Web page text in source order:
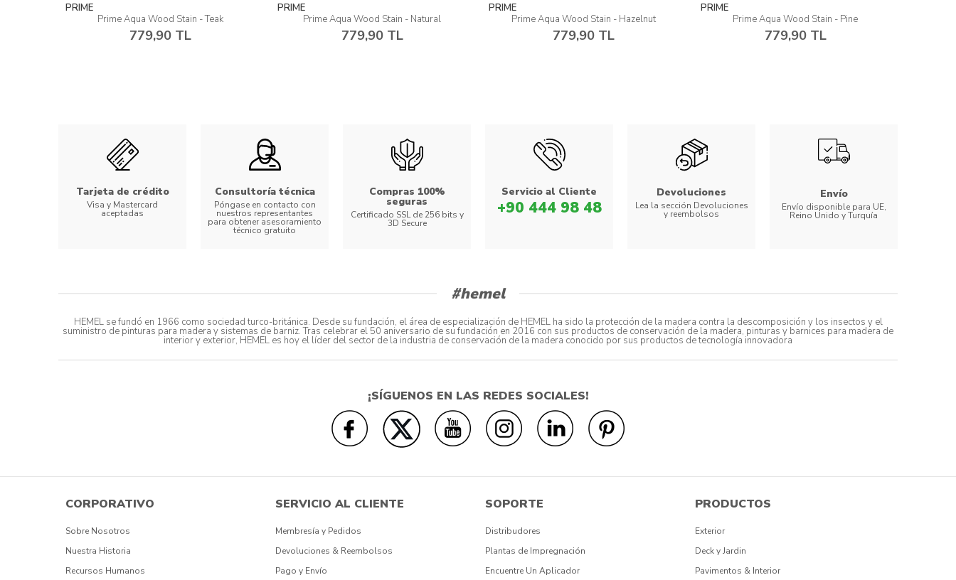
PRIME
Prime Aqua Wood Stain - Natural
779,90 TL
PRIME
Prime Aqua Wood Stain - Hazelnut
779,90 TL
PRIME
Prime Aqua Wood Stain - Pine
779,90 TL
PRIME
Prime Aqua Wood Stain - Walnut
779,90 TL
Tarjeta de crédito
Visa y Mastercard
aceptadas
Consultoría técnica
Póngase en contacto con
nuestros representantes
para obtener asesoramiento
técnico gratuito
Compras 100%
seguras
Certificado SSL de 256 bits y
3D Secure
Servicio al Cliente
+90 444 98 48
Devoluciones
Lea la sección Devoluciones
y reembolsos
Envío
Envío disponible para UE,
Reino Unido y Turquía
#hemel
HEMEL se fundó en 1966 como sociedad turco-británica. Desde su fundación, el área de especialización de HEMEL ha sido la protección de la madera contra la descomposición y los insectos y el
suministro de pinturas para madera y sistemas de barniz. Tras celebrar el 50 aniversario de su fundación en 2016 con sus productos de conservación de la madera, pinturas y barnices para madera de
interior y exterior, HEMEL es hoy el líder del sector de la industria de conservación de la madera conocido por sus productos de tecnología innovadora
¡SÍGUENOS EN LAS REDES SOCIALES!
CORPORATIVO
Sobre Nosotros
Nuestra Historia
Recursos Humanos
SERVICIO AL CLIENTE
Membresía y Pedidos
Devoluciones & Reembolsos
Pago y Envío
SOPORTE
Distribudores
Plantas de Impregnación
Encuentre Un Aplicador
PRODUCTOS
Exterior
Deck y Jardin
Pavimentos & Interior